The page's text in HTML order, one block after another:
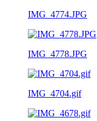
IMG_4774.JPG
IMG_4778.JPG
IMG_4704.gif